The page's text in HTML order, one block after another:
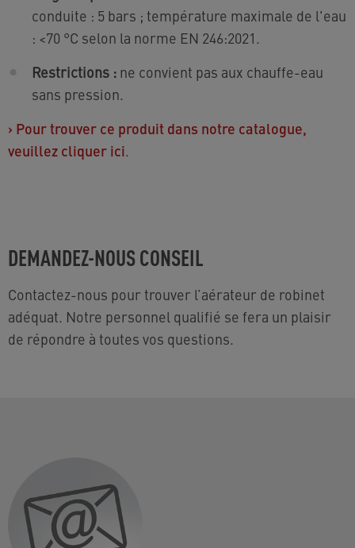
conduite : 5 bars ; température maximale de l'eau
: <70 °C selon la norme EN 246:2021.
Restrictions : ne convient pas aux chauffe-eau
sans pression.
› Pour trouver ce produit dans notre catalogue,
veuillez cliquer ici.
DEMANDEZ-NOUS CONSEIL
Contactez-nous pour trouver l’aérateur de robinet
adéquat. Notre personnel qualifié se fera un plaisir
de répondre à toutes vos questions.